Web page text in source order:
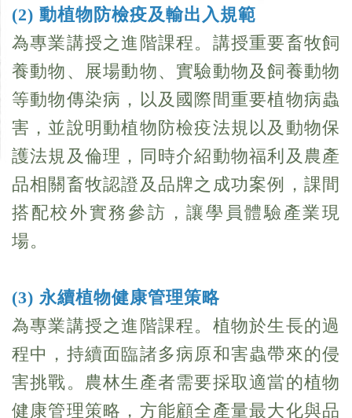
(2) 動植物防檢疫及輸出入規範
為專業講授之進階課程。講授重要畜牧飼
養動物、展場動物、實驗動物及飼養動物
等動物傳染病，以及國際間重要植物病蟲
害，並說明動植物防檢疫法規以及動物保
護法規及倫理，同時介紹動物福利及農產
品相關畜牧認證及品牌之成功案例，課間
搭配校外實務參訪，讓學員體驗產業現
場。
(3) 永續植物健康管理策略
為專業講授之進階課程。植物於生長的過
程中，持續面臨諸多病原和害蟲帶來的侵
害挑戰。農林生產者需要採取適當的植物
健康管理策略，方能顧全產量最大化與品